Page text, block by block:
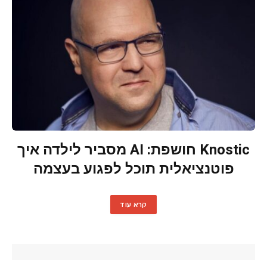
Knostic חושפת: AI מסביר לילדה איך
פוטנציאלית תוכל לפגוע בעצמה
קרא עוד